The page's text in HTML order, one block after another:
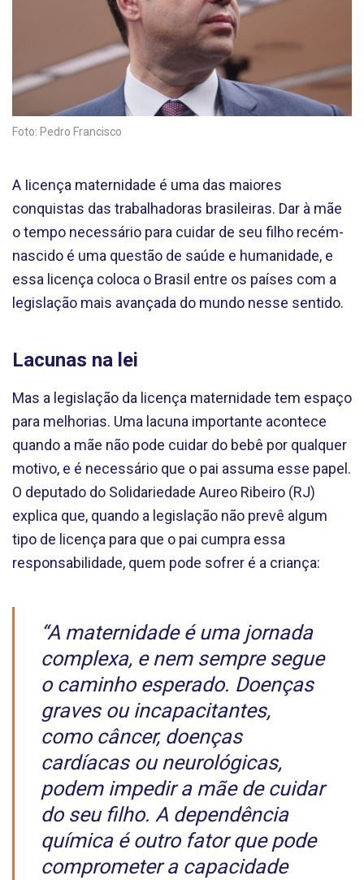
Foto: Pedro Francisco
A Iicença maternidade é uma das maiores
conquistas das trabalhadoras brasileiras. Dar à mãe
o tempo necessário para cuidar de seu filho recém-
nascido é uma questão de saúde e humanidade, e
essa licença coloca o Brasil entre os países com a
legislação mais avançada do mundo nesse sentido.
Lacunas na lei
Mas a legislação da licença maternidade tem espaço
para melhorias. Uma lacuna importante acontece
quando a mãe não pode cuidar do bebê por qualquer
motivo, e é necessário que o pai assuma esse papel.
O deputado do Solidariedade Aureo Ribeiro (RJ)
explica que, quando a legislação não prevê algum
tipo de licença para que o pai cumpra essa
responsabilidade, quem pode sofrer é a criança:
“A maternidade é uma jornada
complexa, e nem sempre segue
o caminho esperado. Doenças
graves ou incapacitantes,
como câncer, doenças
cardíacas ou neurológicas,
podem impedir a mãe de cuidar
do seu filho. A dependência
química é outro fator que pode
comprometer a capacidade